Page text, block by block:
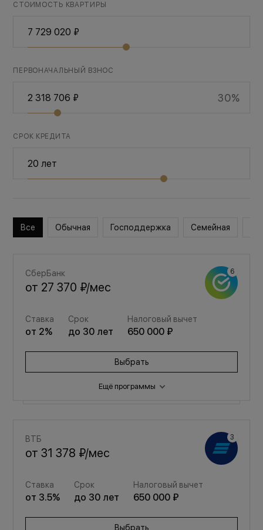
СТОИМОСТЬ КВАРТИРЫ
ПЕРВОНАЧАЛЬНЫЙ ВЗНОС
30%
СРОК КРЕДИТА
Все Обычная Господдержка Семейная
СберБанк
от 27 370 ₽/мес
Ставка
от 2%
Срок
до 30 лет
Налоговый вычет
650 000 ₽
Выбрать
Ещё программы
от36 649 ₽
от3.5% до30 650 000 ₽
Выбрать
ВТБ
от31 378 ₽/мес
Ставка
от 3.5%
Срок
до 30 лет
Налоговый вычет
650 000 ₽
Выбрать